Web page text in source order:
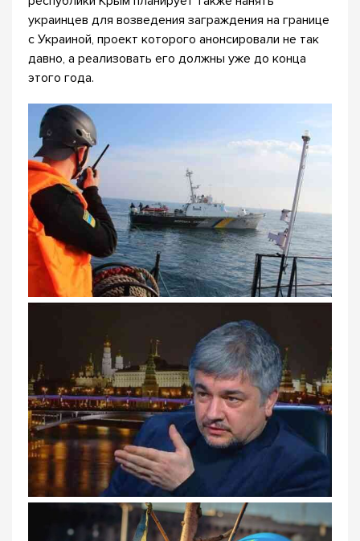
украинцев для возведения заграждения на границе
с Украиной, проект которого анонсировали не так
давно, а реализовать его должны уже до конца
этого года.